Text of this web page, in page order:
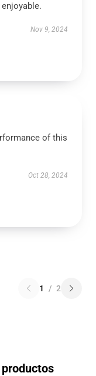
Nov 9, 2024
of this
Oct 28, 2024
1 / 2